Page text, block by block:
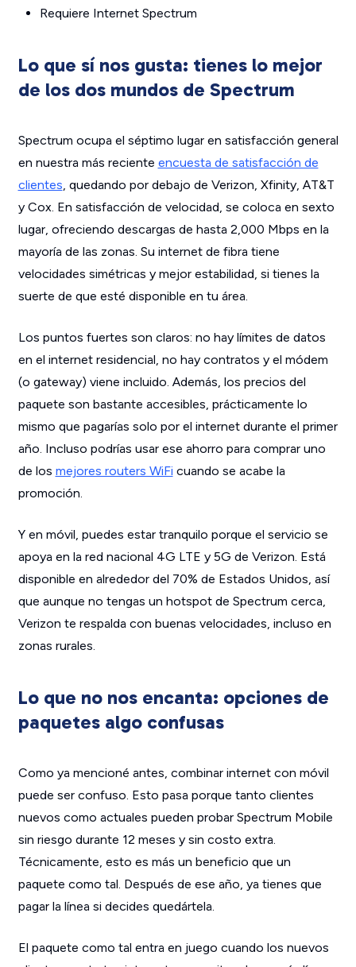
Requiere Internet Spectrum
Lo que sí nos gusta: tienes lo mejor
de los dos mundos de Spectrum
Spectrum ocupa el séptimo lugar en satisfacción general
en nuestra más reciente encuesta de satisfacción de
clientes, quedando por debajo de Verizon, Xfinity, AT&T
y Cox. En satisfacción de velocidad, se coloca en sexto
lugar, ofreciendo descargas de hasta 2,000 Mbps en la
mayoría de las zonas. Su internet de fibra tiene
velocidades simétricas y mejor estabilidad, si tienes la
suerte de que esté disponible en tu área.
Los puntos fuertes son claros: no hay límites de datos
en el internet residencial, no hay contratos y el módem
(o gateway) viene incluido. Además, los precios del
paquete son bastante accesibles, prácticamente lo
mismo que pagarías solo por el internet durante el primer
año. Incluso podrías usar ese ahorro para comprar uno
de los mejores routers WiFi cuando se acabe la
promoción.
Y en móvil, puedes estar tranquilo porque el servicio se
apoya en la red nacional 4G LTE y 5G de Verizon. Está
disponible en alrededor del 70% de Estados Unidos, así
que aunque no tengas un hotspot de Spectrum cerca,
Verizon te respalda con buenas velocidades, incluso en
zonas rurales.
Lo que no nos encanta: opciones de
paquetes algo confusas
Como ya mencioné antes, combinar internet con móvil
puede ser confuso. Esto pasa porque tanto clientes
nuevos como actuales pueden probar Spectrum Mobile
sin riesgo durante 12 meses y sin costo extra.
Técnicamente, esto es más un beneficio que un
paquete como tal. Después de ese año, ya tienes que
pagar la línea si decides quedártela.
El paquete como tal entra en juego cuando los nuevos